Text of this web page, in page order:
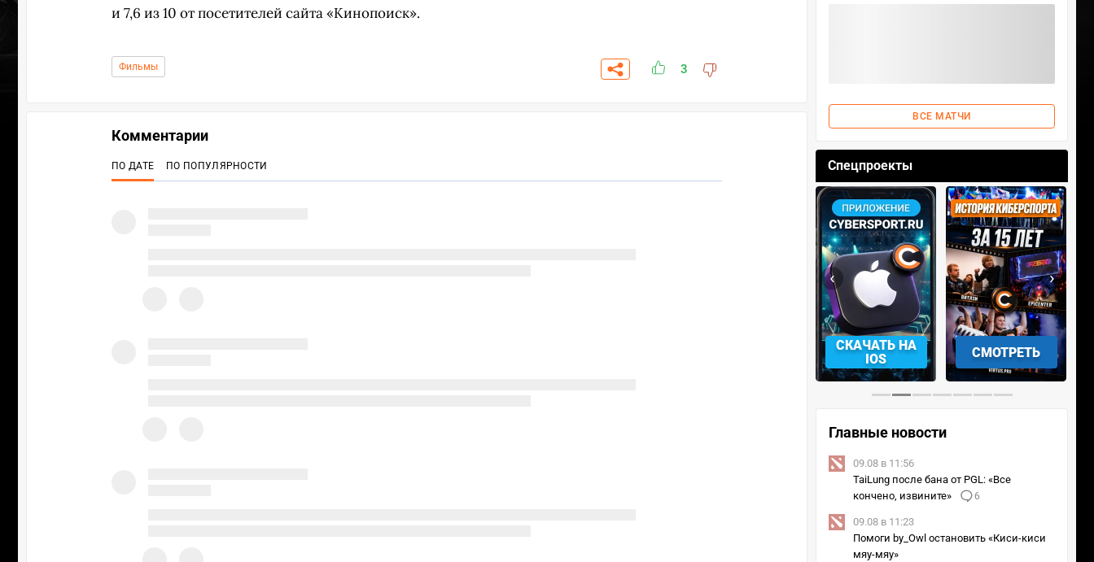
и 7,6 из 10 от посетителей сайта «Кинопоиск».
Фильмы 3
ВСЕ МАТЧИ
Спецпроекты
СКАЧАТЬ НА
IOS
СМОТРЕТЬ
‹ ›
Главные новости
09.08 в 11:56
TaiLung после бана от PGL: «Все
кончено, извините»
6
09.08 в 11:23
Помоги by_Owl остановить «Киси-киси
мяу-мяу»
Комментарии
ПО ДАТЕ ПО ПОПУЛЯРНОСТИ